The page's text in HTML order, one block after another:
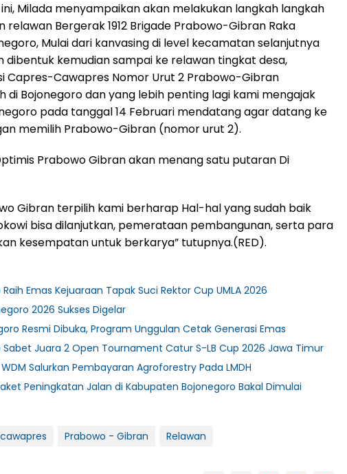
Milada menyampaikan akan melakukan langkah langkah
Bergerak 1912 Brigade Prabowo-Gibran Raka
Mulai dari kanvasing di level kecamatan selanjutnya
kemudian sampai ke relawan tingkat desa,
Capres-Cawapres Nomor Urut 2 Prabowo-Gibran
di Bojonegoro dan yang lebih penting lagi kami mengajak
pada tanggal 14 Februari mendatang agar datang ke
memilih Prabowo-Gibran (nomor urut 2).
Prabowo Gibran akan menang satu putaran Di
Gibran terpilih kami berharap Hal-hal yang sudah baik
bisa dilanjutkan, pemerataan pembangunan, serta para
kesempatan untuk berkarya” tutupnya.(RED).
Emas Kejuaraan Tapak Suci Rektor Cup UMLA 2026
2026 Sukses Digelar
Resmi Dibuka, Program Unggulan Cetak Generasi Emas
Juara 2 Open Tournament Catur S-LB Cup 2026 Jawa Timur
Salurkan Pembayaran Agroforestry Pada LMDH
Peningkatan Jalan di Kabupaten Bojonegoro Bakal Dimulai
Prabowo - Gibran Relawan